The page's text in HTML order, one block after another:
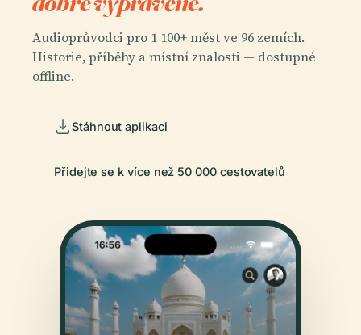
Audioprůvodci pro 1 100+ měst ve 96 zemích.
Historie, příběhy a místní znalosti — dostupné
offline.
Stáhnout aplikaci
Přidejte se k více než 50 000 cestovatelů